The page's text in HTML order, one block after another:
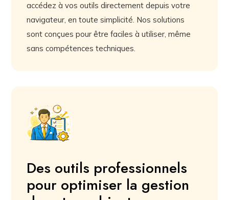
accédez à vos outils directement depuis votre
navigateur, en toute simplicité. Nos solutions
sont conçues pour être faciles à utiliser, même
sans compétences techniques.
Des outils professionnels
pour optimiser la gestion